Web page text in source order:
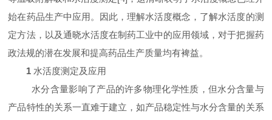
始在药品生产中应用。因此，理解水活度概念，了解水活度的测
定方法，以及通晓水活度在制药工业中的应用领域，对于把握药
政法规的潜在发展和提高药品生产质量均有裨益。
1 水活度测定及应用
水分含量影响了产品的许多物理化学性质，但水分含量与
产品特性的关系一直难于建立，如产品稳定性与水分含量的关系